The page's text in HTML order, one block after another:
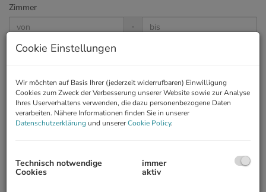
Zimmer
-
Preis
Land
Cookie Einstellungen
Wir möchten auf Basis Ihrer (jederzeit widerrufbaren) Einwilligung
Cookies zum Zweck der Verbesserung unserer Website sowie zur Analyse
Ihres Userverhaltens verwenden, die dazu personenbezogene Daten
verarbeiten. Nähere Informationen finden Sie in unserer
Datenschutzerklärungund unsererCookie Policy.
Technisch notwendige
Cookies
immer
aktiv